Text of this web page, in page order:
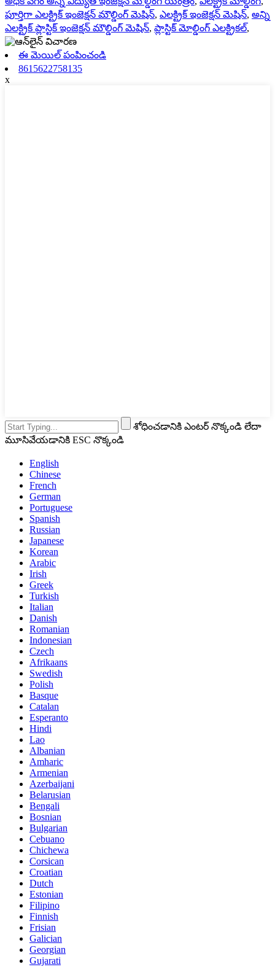
పూర్తిగా ఎలక్ట్రిక్ ఇంజెక్షన్ మౌల్డింగ్ మెషిన్, ఎలక్ట్రిక్ ఇంజెక్షన్ మెషిన్, అన్ని
ఎలక్ట్రిక్ ప్లాస్టిక్ ఇంజెక్షన్ మౌల్డింగ్ మెషిన్, ప్లాస్టిక్ మోల్డింగ్ ఎలక్ట్రికల్,
ఈ మెయిల్ పంపించండి
8615622758135
x
శోధించడానికి ఎంటర్ నొక్కండి లేదా
మూసివేయడానికి ESC నొక్కండి
English
Chinese
French
German
Portuguese
Spanish
Russian
Japanese
Korean
Arabic
Irish
Greek
Turkish
Italian
Danish
Romanian
Indonesian
Czech
Afrikaans
Swedish
Polish
Basque
Catalan
Esperanto
Hindi
Lao
Albanian
Amharic
Armenian
Azerbaijani
Belarusian
Bengali
Bosnian
Bulgarian
Cebuano
Chichewa
Corsican
Croatian
Dutch
Estonian
Filipino
Finnish
Frisian
Galician
Georgian
Gujarati